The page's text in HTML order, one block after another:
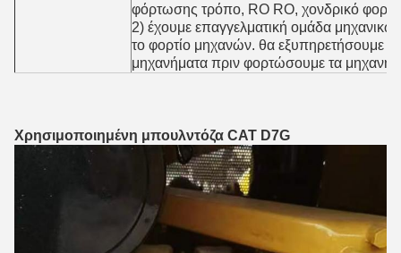
φόρτωσης τρόπο, RO RO, χονδρικό
2) έχουμε επαγγελματική ομάδα
το φορτίο μηχανών. θα εξυπηρετήσουμε
μηχανήματα πριν φορτώσουμε τα
Χρησιμοποιημένη μπουλντόζα CAT D7G